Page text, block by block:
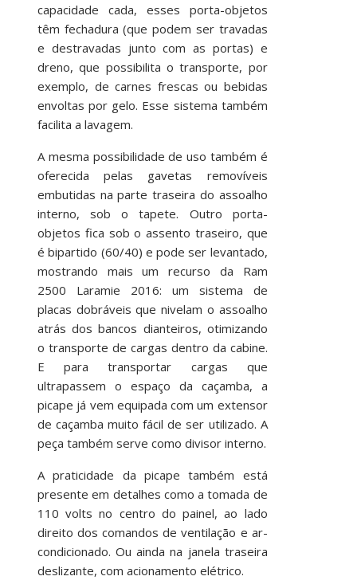
capacidade cada, esses porta-objetos
têm fechadura (que podem ser travadas
e destravadas junto com as portas) e
dreno, que possibilita o transporte, por
exemplo, de carnes frescas ou bebidas
envoltas por gelo. Esse sistema também
facilita a lavagem.
A mesma possibilidade de uso também é
oferecida pelas gavetas removíveis
embutidas na parte traseira do assoalho
interno, sob o tapete. Outro porta-
objetos fica sob o assento traseiro, que
é bipartido (60/40) e pode ser levantado,
mostrando mais um recurso da Ram
2500 Laramie 2016: um sistema de
placas dobráveis que nivelam o assoalho
atrás dos bancos dianteiros, otimizando
o transporte de cargas dentro da cabine.
E para transportar cargas que
ultrapassem o espaço da caçamba, a
picape já vem equipada com um extensor
de caçamba muito fácil de ser utilizado. A
peça também serve como divisor interno.
A praticidade da picape também está
presente em detalhes como a tomada de
110 volts no centro do painel, ao lado
direito dos comandos de ventilação e ar-
condicionado. Ou ainda na janela traseira
deslizante, com acionamento elétrico.